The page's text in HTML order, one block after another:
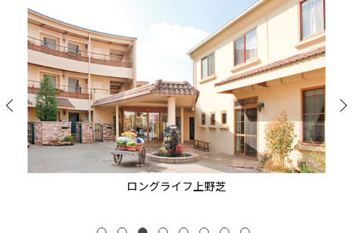
ロングライフ上野芝